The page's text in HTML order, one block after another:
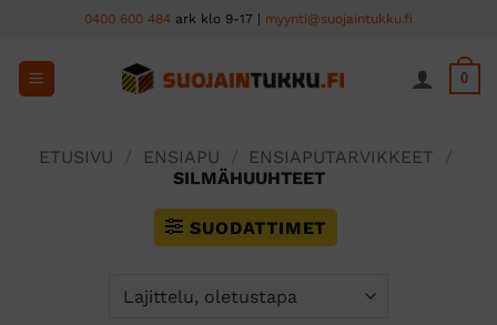
content
0400 600 484 ark klo 9-17 | myynti@suojaintukku.fi
0
ETUSIVU ENSIAPU ENSIAPUTARVIKKEET
SILMÄHUUHTEET
SUODATTIMET